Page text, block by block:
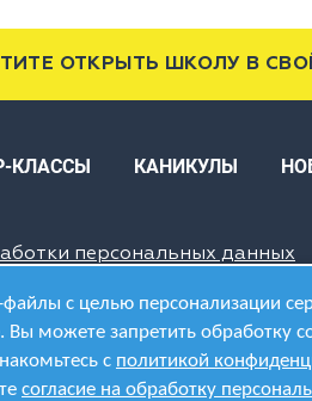
ОТКРЫТЬ ШКОЛУ В
КЛАССЫ КАНИКУЛЫ
персональных данных
с целью персонализации
можете запретить обработку
с политикой
согласие на обработку